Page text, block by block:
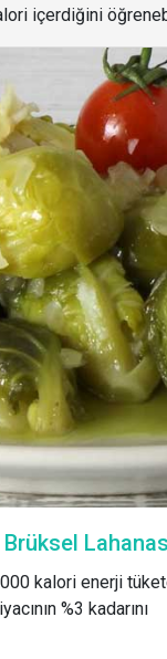
içerdiğini
kalori enerji
%3 kadarını